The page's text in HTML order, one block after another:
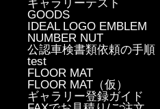
ギャラリーテスト
GOODS
IDEAL LOGO EMBLEM
NUMBER NUT
公認車検書類依頼の手順
test
FLOOR MAT
FLOOR MAT（仮）
ギャラリー登録ガイド